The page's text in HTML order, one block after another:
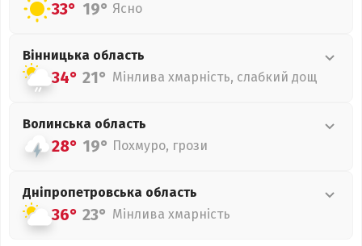
33° 19° Ясно
Вінницька область
34° 21° Мінлива хмарність, слабкий дощ
Волинська область
28° 19° Похмуро, грози
Дніпропетровська область
36° 23° Мінлива хмарність